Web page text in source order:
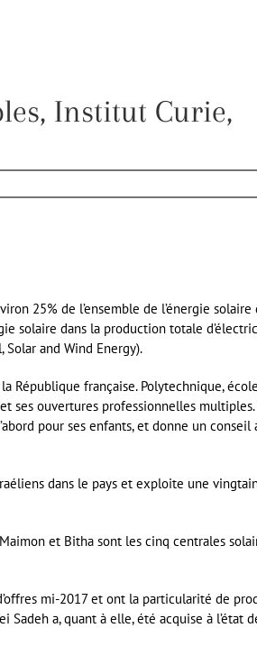
Institut Curie,
25% de l’ensemble de l’énergie solaire
solaire dans la production totale
Solar and Wind Energy).
République française. Polytechnique,
ses ouvertures professionnelles multiples.
pour ses enfants, et donne un conseil
dans le pays et exploite une
et Bitha sont les cinq centrales
mi-2017 et ont la particularité de
Sadeh a, quant à elle, été acquise à l’état